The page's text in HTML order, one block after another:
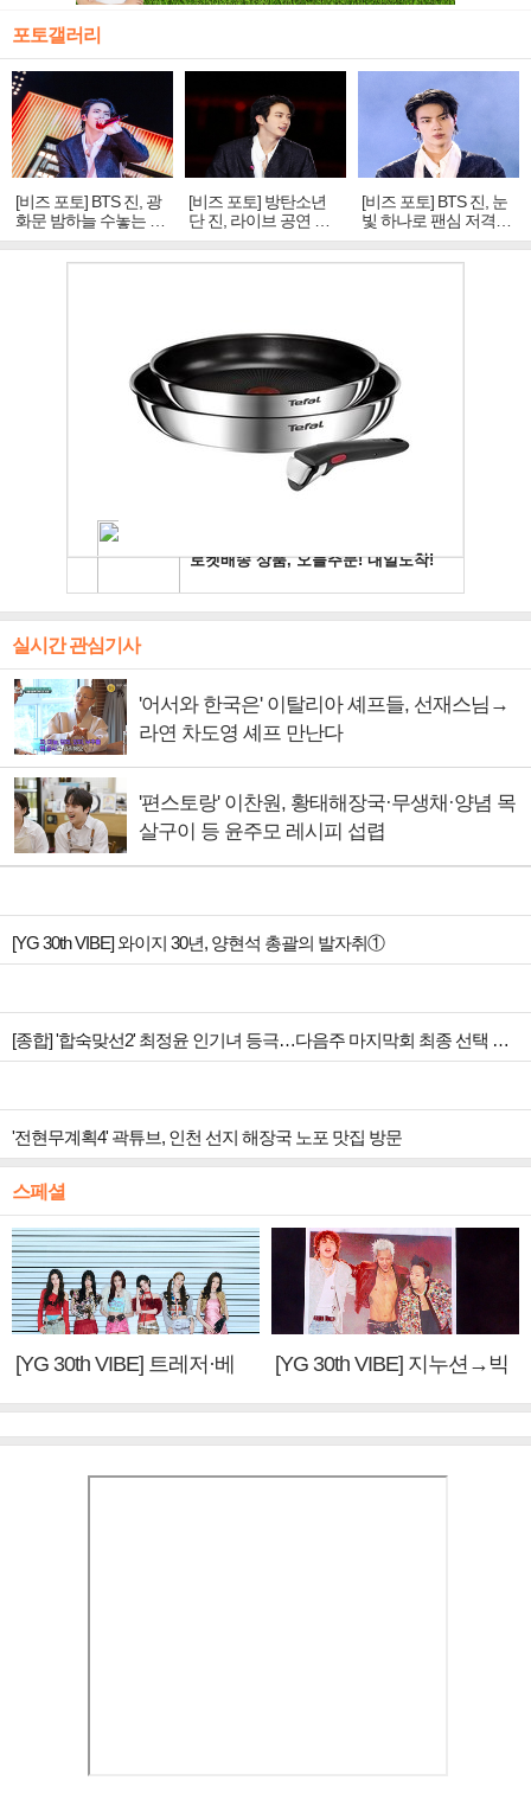
포토갤러리
[비즈 포토] BTS 진, 광
화문 밤하늘 수놓는 '비
주얼 킹'의 열창
[비즈 포토] 방탄소년
단 진, 라이브 공연 중
빛나는 독보적 아우라
[비즈 포토] BTS 진, 눈
빛 하나로 팬심 저격…
독보적 카리스마
실시간 관심기사
'어서와 한국은' 이탈리아 셰프들, 선재스님→
라연 차도영 셰프 만난다
'편스토랑' 이찬원, 황태해장국·무생채·양념 목
살구이 등 윤주모 레시피 섭렵
[YG 30th VIBE] 와이지 30년, 양현석 총괄의 발자취①
[종합] '합숙맞선2' 최정윤 인기녀 등극…다음주 마지막회 최종 선택 예고
'전현무계획4' 곽튜브, 인천 선지 해장국 노포 맛집 방문
스페셜
[YG 30th VIBE] 트레저·베
[YG 30th VIBE] 지누션→빅